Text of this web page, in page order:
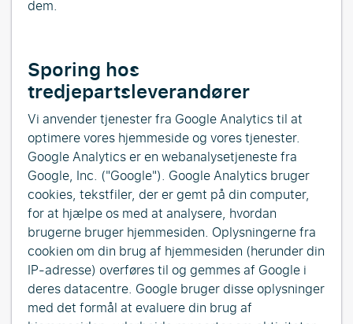
dem.
Sporing hos
tredjepartsleverandører
Vi anvender tjenester fra Google Analytics til at
optimere vores hjemmeside og vores tjenester.
Google Analytics er en webanalysetjeneste fra
Google, Inc. ("Google"). Google Analytics bruger
cookies, tekstfiler, der er gemt på din computer,
for at hjælpe os med at analysere, hvordan
brugerne bruger hjemmesiden. Oplysningerne fra
cookien om din brug af hjemmesiden (herunder din
IP-adresse) overføres til og gemmes af Google i
deres datacentre. Google bruger disse oplysninger
med det formål at evaluere din brug af